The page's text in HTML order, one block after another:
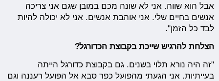
אבל הוא שווה. אני לא שונה מכם במובן שגם אני צריכה
אנשים בחיים שלי. אני אוהבת אנשים. אני לא יכולה להיות
לבד כל הזמן".
הצלחת להרגיש שייכת בקבוצת הכדורגל?
"זה היה נורא תלוי בשנים. גם בקבוצת כדורגל הייתה
בעייתיות. אני הגעתי מהפועל כפר סבא אל הפועל רעננה וגם